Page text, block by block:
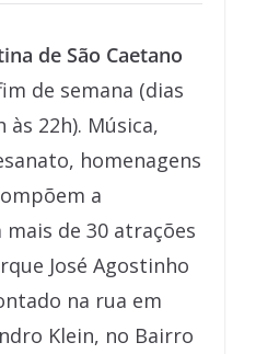
de São Caetano
de semana (dias
às 22h). Música,
homenagens
a
de 30 atrações
José Agostinho
na rua em
Klein, no Bairro